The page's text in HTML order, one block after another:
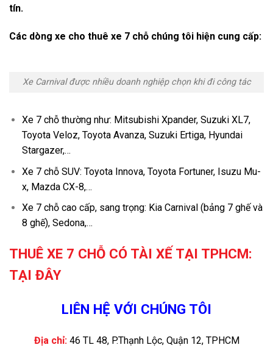
tín.
Các dòng xe cho thuê xe 7 chỗ chúng tôi hiện cung cấp:
Xe Carnival được nhiều doanh nghiệp chọn khi đi công tác
Xe 7 chỗ thường như: Mitsubishi Xpander, Suzuki XL7,
Toyota Veloz, Toyota Avanza, Suzuki Ertiga, Hyundai
Stargazer,…
Xe 7 chỗ SUV: Toyota Innova, Toyota Fortuner, Isuzu Mu-
x, Mazda CX-8,…
Xe 7 chỗ cao cấp, sang trọng: Kia Carnival (bảng 7 ghế và
8 ghế), Sedona,…
THUÊ XE 7 CHỖ CÓ TÀI XẾ TẠI TPHCM:
TẠI ĐÂY
LIÊN HỆ VỚI CHÚNG TÔI
Địa chỉ:46 TL 48, P.Thạnh Lộc, Quận 12, TPHCM